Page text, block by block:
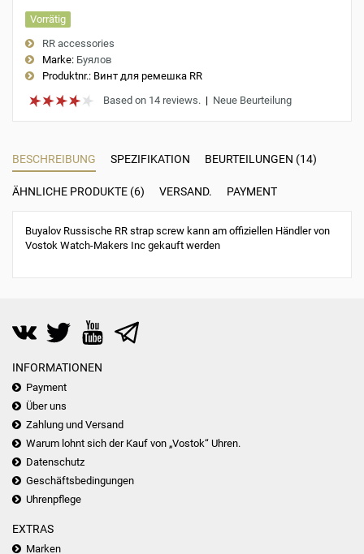
Vorrätig
RR accessories
Marke: Буялов
Produktnr.: Винт для ремешка RR
Based on 14 reviews. | Neue Beurteilung
BESCHREIBUNG SPEZIFIKATION BEURTEILUNGEN (14)
ÄHNLICHE PRODUKTE (6) VERSAND. PAYMENT
Buyalov Russische RR strap screw kann am offiziellen Händler von
Vostok Watch-Makers Inc gekauft werden
INFORMATIONEN
Payment
Über uns
Zahlung und Versand
Warum lohnt sich der Kauf von „Vostok“ Uhren.
Datenschutz
Geschäftsbedingungen
Uhrenpflege
EXTRAS
Marken